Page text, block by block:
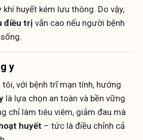
huyết kém lưu thông. Do vậy,
điều trị vẫn cao nếu người bệnh
y
với bệnh trĩ mạn tính, hướng
là lựa chọn an toàn và bền vững
chỉ làm tiêu viêm, giảm đau mà
huyết – tức là điều chỉnh cả